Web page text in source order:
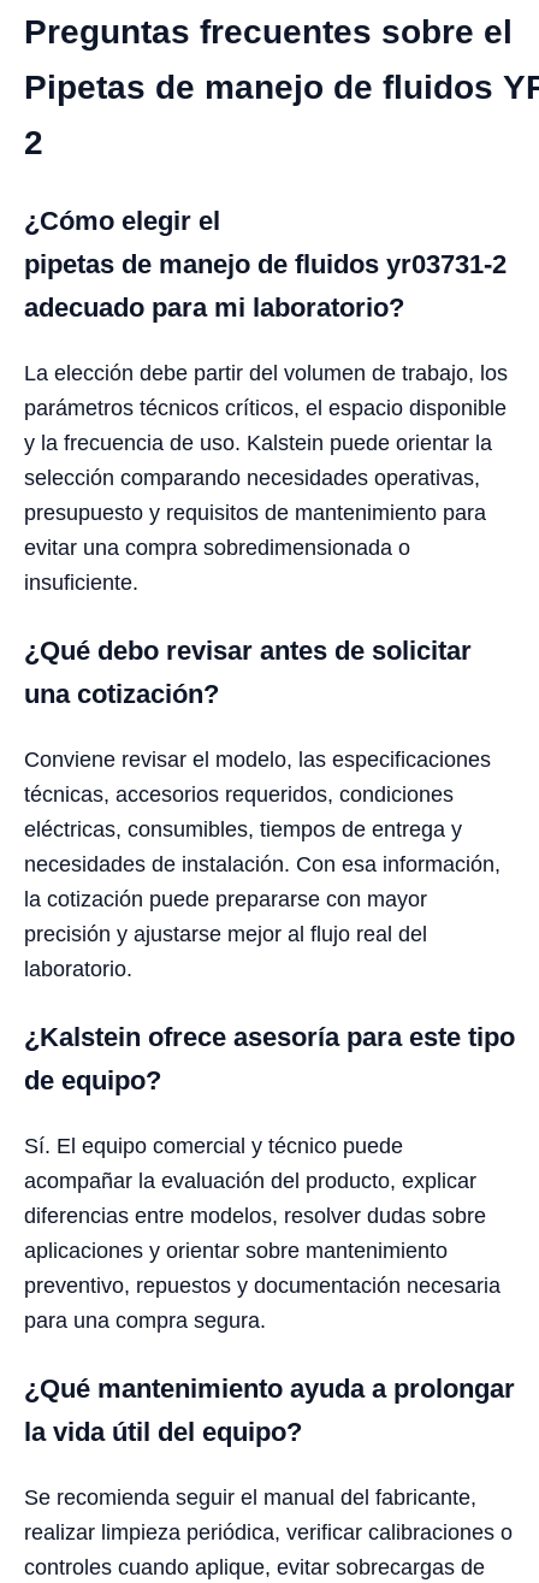
Preguntas frecuentes sobre el
Pipetas de manejo de fluidos
2
¿Cómo elegir el
pipetas de manejo de fluidos yr03731-2
adecuado para mi laboratorio?
La elección debe partir del volumen de trabajo, los
parámetros técnicos críticos, el espacio disponible
y la frecuencia de uso. Kalstein puede orientar la
selección comparando necesidades operativas,
presupuesto y requisitos de mantenimiento para
evitar una compra sobredimensionada o
insuficiente.
¿Qué debo revisar antes de solicitar
una cotización?
Conviene revisar el modelo, las especificaciones
técnicas, accesorios requeridos, condiciones
eléctricas, consumibles, tiempos de entrega y
necesidades de instalación. Con esa información,
la cotización puede prepararse con mayor
precisión y ajustarse mejor al flujo real del
laboratorio.
¿Kalstein ofrece asesoría para este tipo
de equipo?
Sí. El equipo comercial y técnico puede
acompañar la evaluación del producto, explicar
diferencias entre modelos, resolver dudas sobre
aplicaciones y orientar sobre mantenimiento
preventivo, repuestos y documentación necesaria
para una compra segura.
¿Qué mantenimiento ayuda a prolongar
la vida útil del equipo?
Se recomienda seguir el manual del fabricante,
realizar limpieza periódica, verificar calibraciones o
controles cuando aplique, evitar sobrecargas de